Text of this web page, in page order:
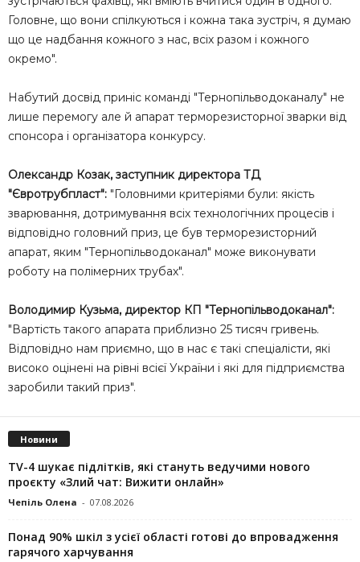
Головне, що вони спілкуються і кожна така зустріч, я думаю
що це надбання кожного з нас, всіх разом і кожного
окремо".
Набутий досвід приніс команді "Тернопільводоканалу" не
лише перемогу але й апарат терморезисторної зварки від
спонсора і організатора конкурсу.
Олександр Козак, заступник директора ТД
"Євротрубпласт": "Головними критеріями були: якість
зварювання, дотримування всіх технологічних процесів і
відповідно головний приз, це був терморезисторний
апарат, яким "Тернопільводоканал" може виконувати
роботу на полімерних трубах".
Володимир Кузьма, директор КП "Тернопільводоканал":
"Вартість такого апарата приблизно 25 тисяч гривень.
Відповідно нам приємно, що в нас є такі спеціалісти, які
високо оцінені на рівні всієї України і які для підприємства
заробили такий приз".
Новини
TV-4 шукає підлітків, які стануть ведучими нового
проєкту «Злий чат: Вижити онлайн»
Чепіль Олена - 07.08.2026
Понад 90% шкіл з усієї області готові до впровадження
гарячого харчування